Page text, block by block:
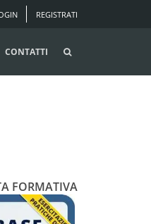
REGISTRATI
CONTATTI
FORMATIVA